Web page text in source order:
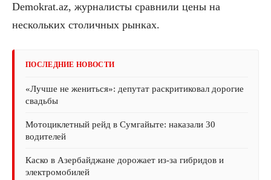
Demokrat.az, журналисты сравнили цены на
нескольких столичных рынках.
ПОСЛЕДНИЕ НОВОСТИ
«Лучше не жениться»: депутат раскритиковал дорогие
свадьбы
Мотоциклетный рейд в Сумгайыте: наказали 30
водителей
Каско в Азербайджане дорожает из-за гибридов и
электромобилей